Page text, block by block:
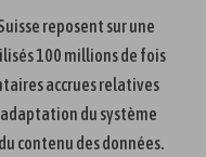
reposent sur une
100 millions de fois
accrues relatives
du système
contenu des données.